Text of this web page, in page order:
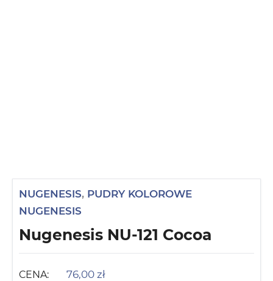
NUGENESIS, PUDRY KOLOROWE
NUGENESIS
Nugenesis NU-121 Cocoa
CENA: 76,00 zł